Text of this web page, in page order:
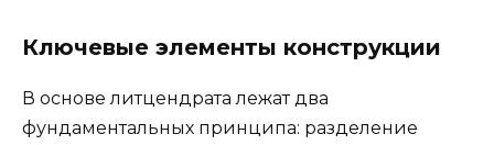
Ключевые элементы конструкции
В основе литцендрата лежат два
фундаментальных принципа: разделение